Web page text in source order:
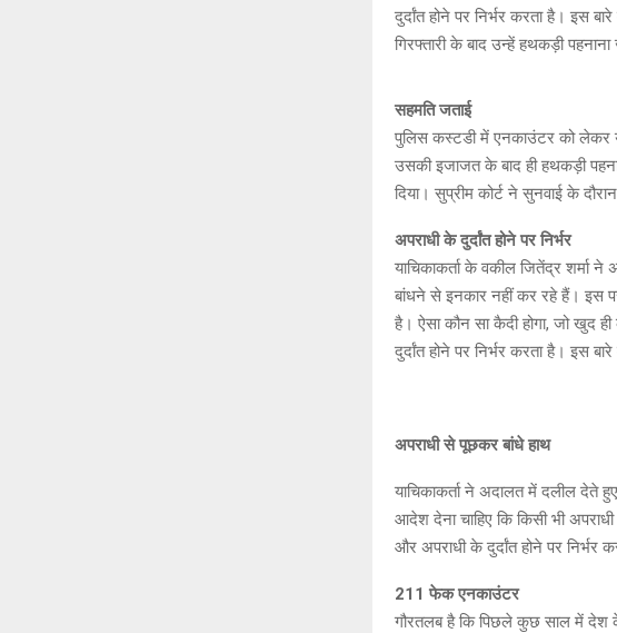
दुर्दांत होने पर निर्भर करता है। इस
गिरफ्तारी के बाद उन्हें हथकड़ी
सहमति जताई
पुलिस कस्टडी में एनकाउंटर को लेकर
उसकी इजाजत के बाद ही हथकड़ी
दिया। सुप्रीम कोर्ट ने सुनवाई के
अपराधी के दुर्दांत होने पर निर्भर
याचिकाकर्ता के वकील जितेंद्र शर्मा
बांधने से इनकार नहीं कर रहे हैं। इस
है। ऐसा कौन सा कैदी होगा, जो खुद
दुर्दांत होने पर निर्भर करता है। इस
अपराधी से पूछकर बांधे हाथ
याचिकाकर्ता ने अदालत में दलील देते
आदेश देना चाहिए कि किसी भी
और अपराधी के दुर्दांत होने पर
211 फेक एनकाउंटर
गौरतलब है कि पिछले कुछ साल में देश